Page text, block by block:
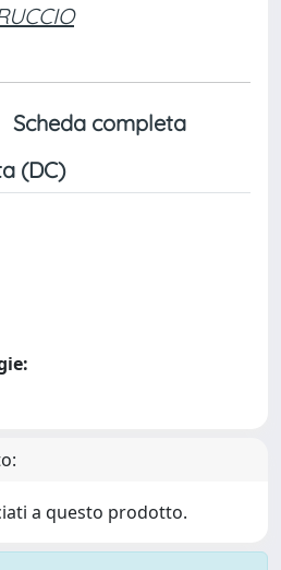
Scheda completa
(DC)
a questo prodotto.